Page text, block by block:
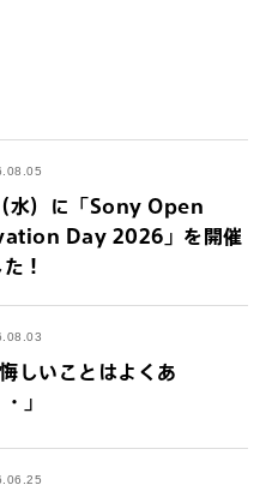
水）に「Sony Open
Day 2026」を開催
！
しいことはよくあ
」